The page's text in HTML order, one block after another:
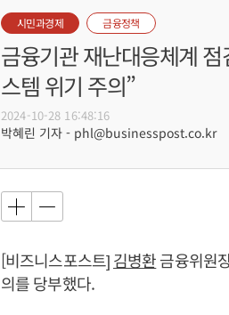
시민과경제 금융정책
금융기관 재난대응체계
스템 위기 주의”
2024-10-28 16:48:16
박혜린 기자 - phl@businesspost.co.kr
[비즈니스포스트]김병환금융위원
의를 당부했다.